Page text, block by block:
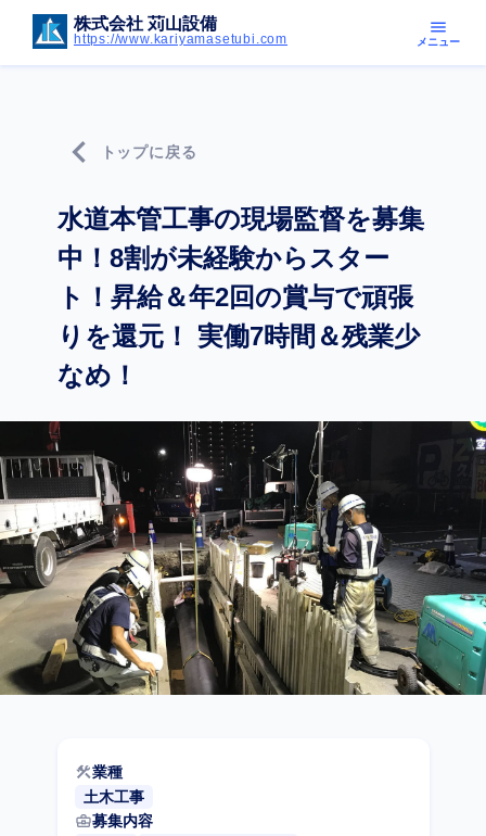
株式会社 苅山設備
https://www.kariyamasetubi.com
menu
メニュー
chevron_left トップに戻る
水道本管工事の現場監督を募集
中！8割が未経験からスター
ト！昇給＆年2回の賞与で頑張
りを還元！ 実働7時間＆残業少
なめ！
construction業種
土木工事
business_center募集内容